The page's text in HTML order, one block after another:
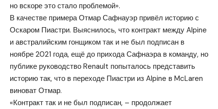
но вскоре это стало проблемой».
В качестве примера Отмар Сафнауэр привёл историю с
Оскаром Пиастри. Выяснилось, что контракт между Alpine
и австралийским гонщиком так и не был подписан в
ноябре 2021 года, ещё до прихода Сафнаэра в команду, но
публике руководство Renault попыталось представить
историю так, что в переходе Пиастри из Alpine в McLaren
виноват Отмар.
«Контракт так и не был подписан, – продолжает